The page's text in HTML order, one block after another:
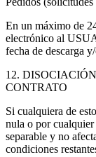
En un máximo de
electrónico al
fecha de descarga
12.
CONTRATO
Si cualquiera de
nula o por
separable y no
condiciones